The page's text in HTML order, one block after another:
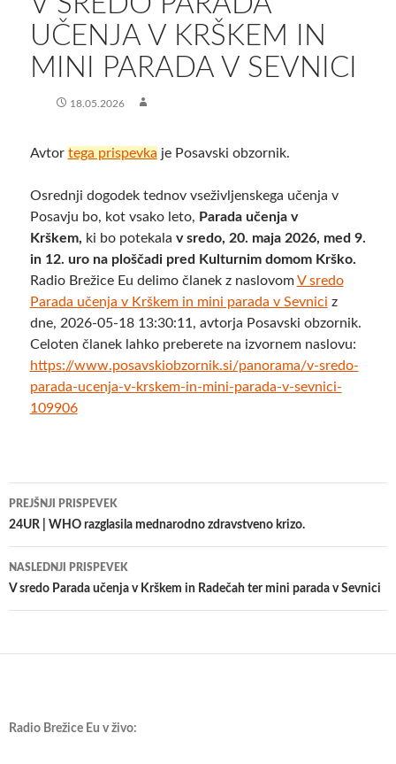
UČENJA V KRŠKEM IN
MINI PARADA V SEVNICI
18.05.2026
Avtor tega prispevka je Posavski obzornik.
Osrednji dogodek tednov vseživljenskega učenja v
Posavju bo, kot vsako leto, Parada učenja v
Krškem, ki bo potekala v sredo, 20. maja 2026, med 9.
in 12. uro na ploščadi pred Kulturnim domom Krško.
Radio Brežice Eu delimo članek z naslovomV sredo
Parada učenja v Krškem in mini parada v Sevnici z
dne, 2026-05-18 13:30:11, avtorja Posavski obzornik.
Celoten članek lahko preberete na izvornem naslovu:
https://www.posavskiobzornik.si/panorama/v-sredo-
parada-ucenja-v-krskem-in-mini-parada-v-sevnici-
109906
Krmarjenje
po
prispevkih
PREJŠNJI PRISPEVEK
24UR | WHO razglasila mednarodno zdravstveno krizo.
NASLEDNJI PRISPEVEK
V sredo Parada učenja v Krškem in Radečah ter mini parada v Sevnici
Radio Brežice Eu v živo: